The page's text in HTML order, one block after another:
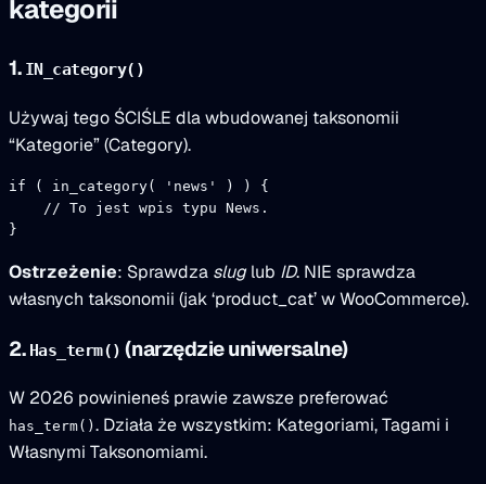
kategorii
1. IN_category()
Używaj tego ŚCIŚLE dla wbudowanej taksonomii
“Kategorie” (Category).
if ( in_category( 'news'
) ) {
    // To jest wpis typu News.
}
Ostrzeżenie: Sprawdza sluglub ID. NIE sprawdza
własnych taksonomii (jak ‘product_cat’ w WooCommerce).
2. Has_term() (narzędzie uniwersalne)
W 2026 powinieneś prawie zawsze preferować
has_term() . Działa że wszystkim: Kategoriami, Tagami i
Własnymi Taksonomiami.